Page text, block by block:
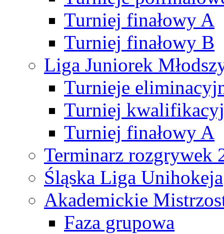
Turniej finałowy A
Turniej finałowy B
Liga Juniorek
Turnieje
Turniej
Turniej finałowy A
Terminarz rozgrywek
Śląska Liga Unihokeja
Akademickie
Faza grupowa